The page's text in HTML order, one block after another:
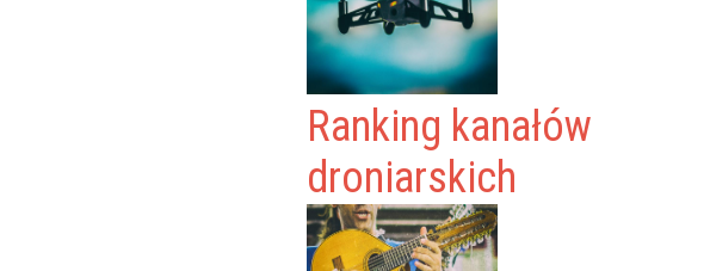
Ranking kanałów
droniarskich